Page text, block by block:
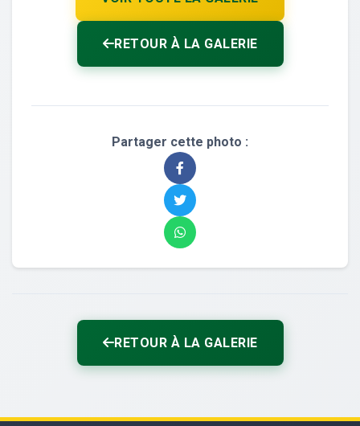
RETOUR À LA GALERIE
Partager cette photo :
RETOUR À LA GALERIE